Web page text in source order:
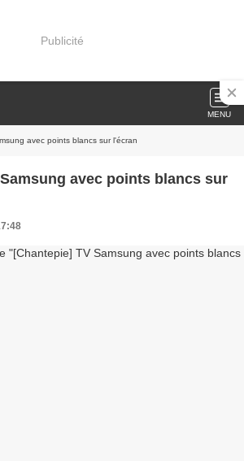
Publicité
MENU
avec points blancs sur l'écran
avec points blancs sur